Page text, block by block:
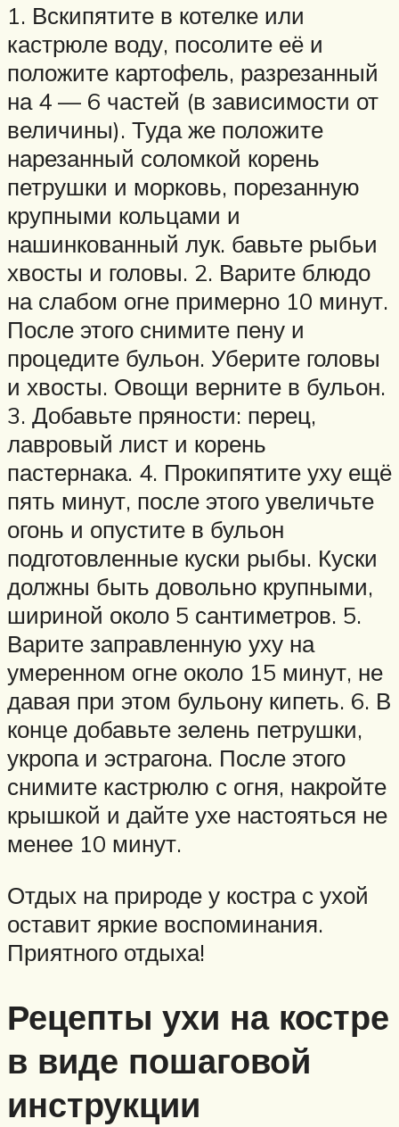
1. Вскипятите в котелке или
кастрюле воду, посолите её и
положите картофель, разрезанный
на 4 — 6 частей (в зависимости от
величины). Туда же положите
нарезанный соломкой корень
петрушки и морковь, порезанную
крупными кольцами и
нашинкованный лук. бавьте рыбьи
хвосты и головы. 2. Варите блюдо
на слабом огне примерно 10 минут.
После этого снимите пену и
процедите бульон. Уберите головы
и хвосты. Овощи верните в бульон.
3. Добавьте пряности: перец,
лавровый лист и корень
пастернака. 4. Прокипятите уху ещё
пять минут, после этого увеличьте
огонь и опустите в бульон
подготовленные куски рыбы. Куски
должны быть довольно крупными,
шириной около 5 сантиметров. 5.
Варите заправленную уху на
умеренном огне около 15 минут, не
давая при этом бульону кипеть. 6. В
конце добавьте зелень петрушки,
укропа и эстрагона. После этого
снимите кастрюлю с огня, накройте
крышкой и дайте ухе настояться не
менее 10 минут.
Отдых на природе у костра с ухой
оставит яркие воспоминания.
Приятного отдыха!
Рецепты ухи на костре
в виде пошаговой
инструкции